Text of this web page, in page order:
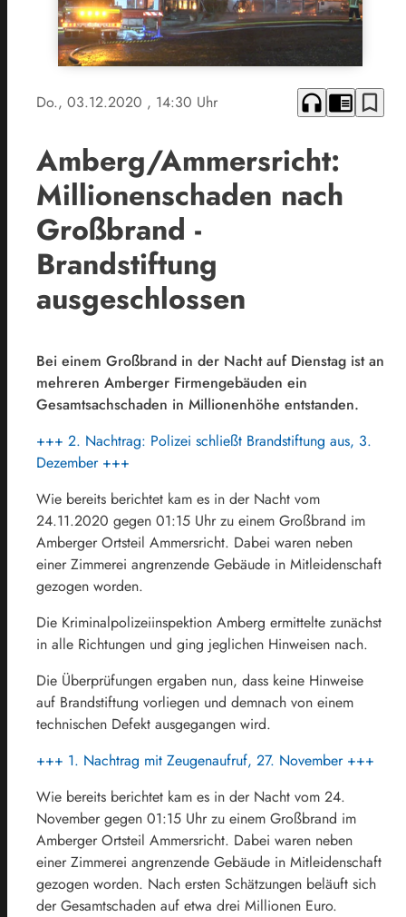
Do., 03.12.2020 , 14:30 Uhr headphones chrome_reader_mode bookmark_border
Amberg/Ammersricht:
Millionenschaden nach
Großbrand -
Brandstiftung
ausgeschlossen
Bei einem Großbrand in der Nacht auf Dienstag ist an
mehreren Amberger Firmengebäuden ein
Gesamtsachschaden in Millionenhöhe entstanden.
+++ 2. Nachtrag: Polizei schließt Brandstiftung aus, 3.
Dezember +++
Wie bereits berichtet kam es in der Nacht vom
24.11.2020 gegen 01:15 Uhr zu einem Großbrand im
Amberger Ortsteil Ammersricht. Dabei waren neben
einer Zimmerei angrenzende Gebäude in Mitleidenschaft
gezogen worden.
Die Kriminalpolizeiinspektion Amberg ermittelte zunächst
in alle Richtungen und ging jeglichen Hinweisen nach.
Die Überprüfungen ergaben nun, dass keine Hinweise
auf Brandstiftung vorliegen und demnach von einem
technischen Defekt ausgegangen wird.
+++ 1. Nachtrag mit Zeugenaufruf, 27. November +++
Wie bereits berichtet kam es in der Nacht vom 24.
November gegen 01:15 Uhr zu einem Großbrand im
Amberger Ortsteil Ammersricht. Dabei waren neben
einer Zimmerei angrenzende Gebäude in Mitleidenschaft
gezogen worden. Nach ersten Schätzungen beläuft sich
der Gesamtschaden auf etwa drei Millionen Euro.